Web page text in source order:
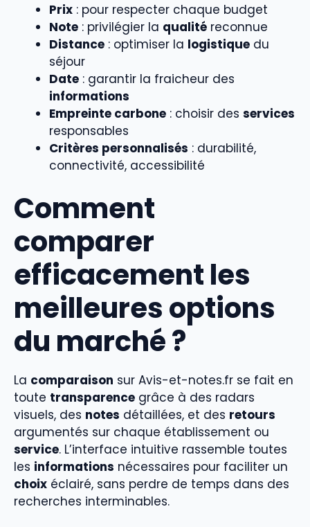
Prix : pour respecter chaque budget
Note : privilégier la qualité reconnue
Distance : optimiser la logistique du
séjour
Date : garantir la fraicheur des
informations
Empreinte carbone : choisir des services
responsables
Critères personnalisés : durabilité,
connectivité, accessibilité
Comment
comparer
efficacement les
meilleures options
du marché ?
La comparaison sur Avis-et-notes.fr se fait en
toute transparence grâce à des radars
visuels, des notes détaillées, et des retours
argumentés sur chaque établissement ou
service. L’interface intuitive rassemble toutes
les informations nécessaires pour faciliter un
choix éclairé, sans perdre de temps dans des
recherches interminables.